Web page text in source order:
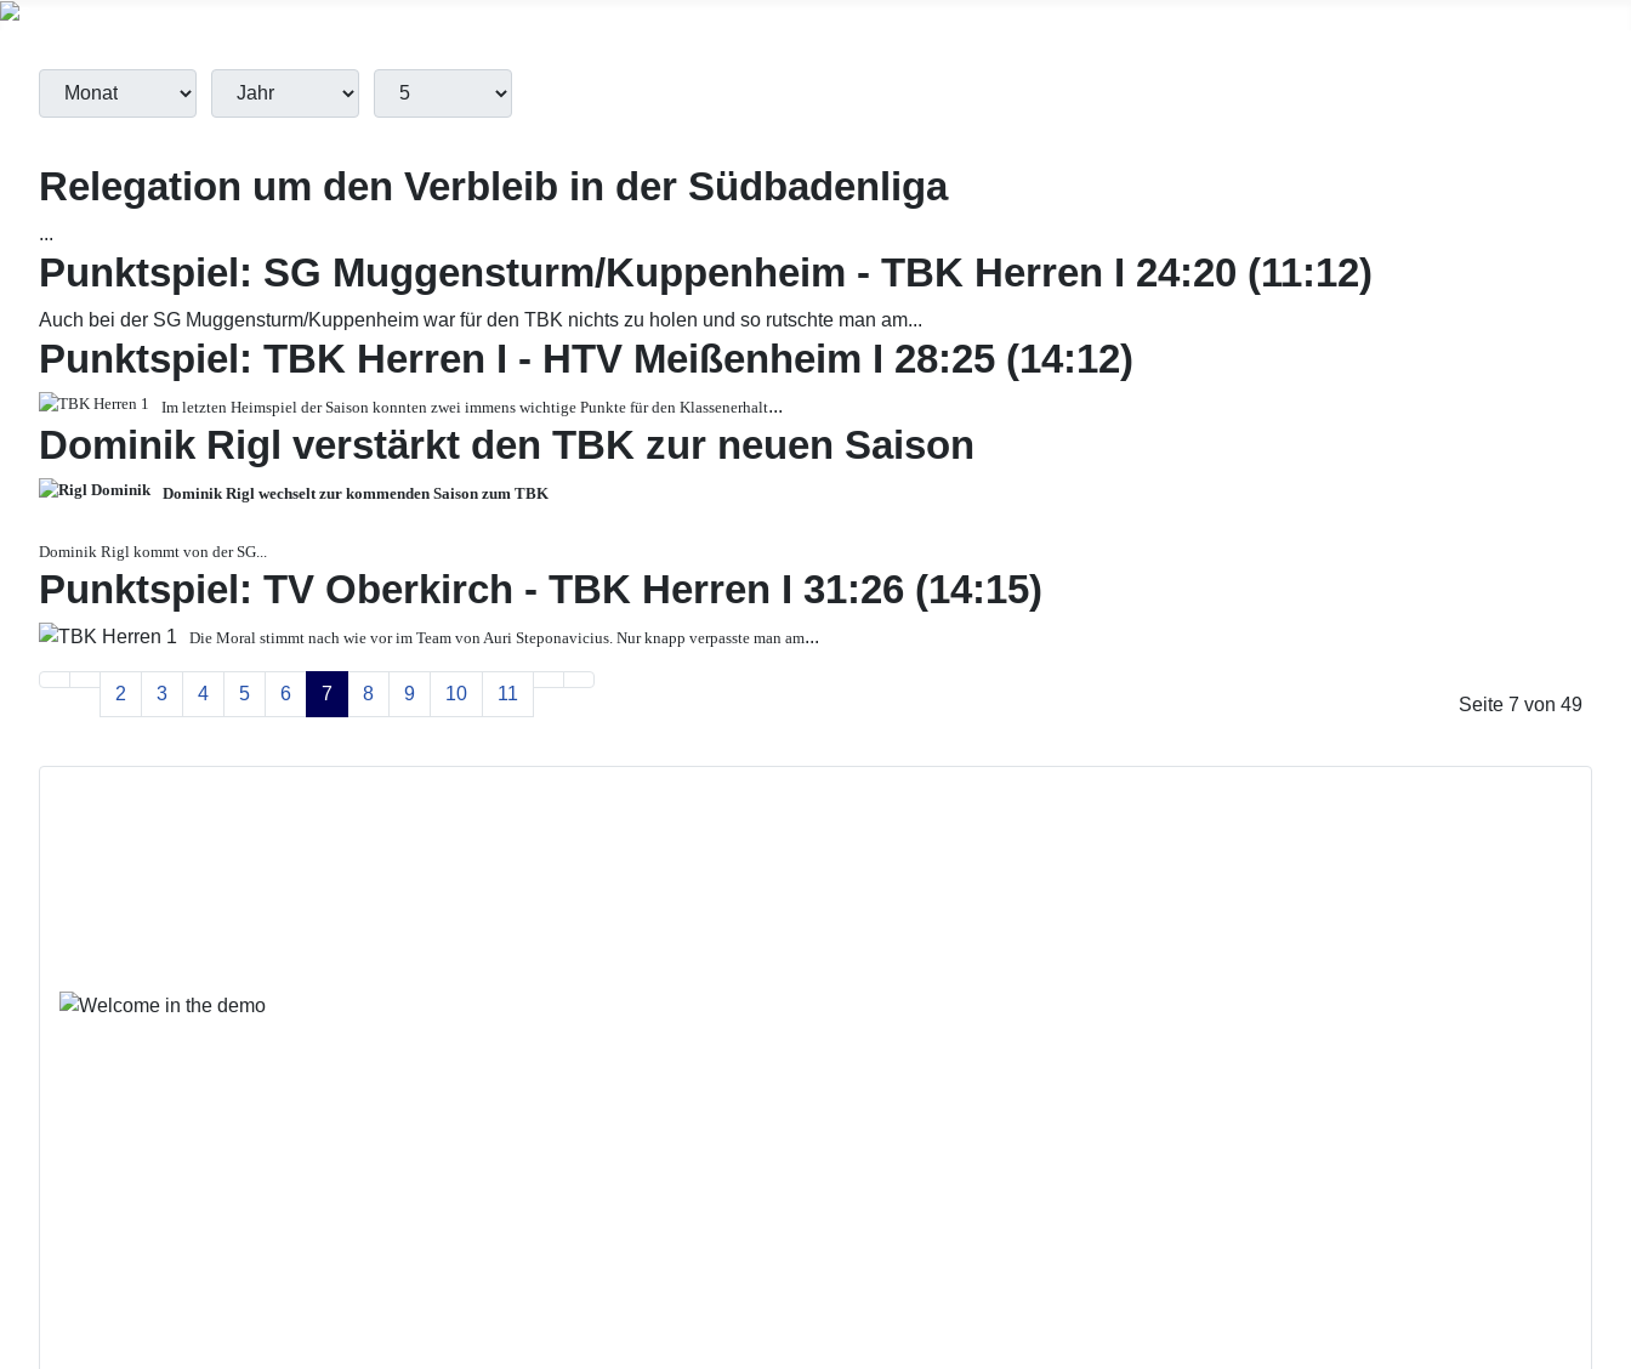
Filter
Monat Jahr Anzeige #
Relegation um den Verbleib in der Südbadenliga
...
Punktspiel: SG Muggensturm/Kuppenheim - TBK Herren I 24:20 (11:12)
Auch bei der SG Muggensturm/Kuppenheim war für den TBK nichts zu holen und so rutschte man am...
Punktspiel: TBK Herren I - HTV Meißenheim I 28:25 (14:12)
Im letzten Heimspiel der Saison konnten zwei immens wichtige Punkte für den Klassenerhalt...
Dominik Rigl verstärkt den TBK zur neuen Saison
Dominik Rigl wechselt zur kommenden Saison zum TBK
Dominik Rigl kommt von der SG
Punktspiel: TV Oberkirch - TBK Herren I 31:26 (14:15)
Die Moral stimmt nach wie vor im Team von Auri Steponavicius. Nur knapp verpasste man am...
Seite 7 von 49
2 3 4 5 6 7 8 9 10 11